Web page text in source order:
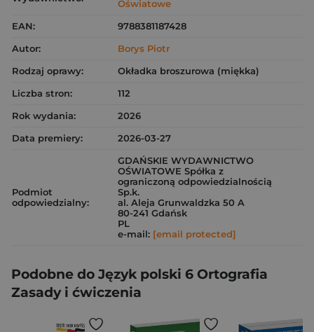
Oświatowe
EAN:
9788381187428
Autor:
Borys Piotr
Rodzaj oprawy:
Okładka broszurowa (miękka)
Liczba stron:
112
Rok wydania:
2026
Data premiery:
2026-03-27
Podmiot
odpowiedzialny:
GDAŃSKIE WYDAWNICTWO
OŚWIATOWE Spółka z
ograniczoną odpowiedzialnością
Sp.k.
al. Aleja Grunwaldzka 50 A
80-241 Gdańsk
PL
e-mail: [email protected]
Podobne do Język polski 6 Ortografia
Zasady i ćwiczenia